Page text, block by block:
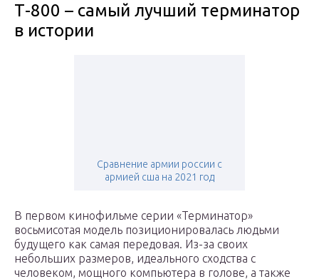
Т-800 – самый лучший терминатор
в истории
Сравнение армии россии с
армией сша на 2021 год
В первом кинофильме серии «Терминатор»
восьмисотая модель позиционировалась людьми
будущего как самая передовая. Из-за своих
небольших размеров, идеального сходства с
человеком, мощного компьютера в голове, а также